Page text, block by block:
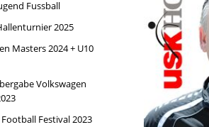
Fussball
2025
Masters 2024 + U10
Volkswagen
Festival 2023